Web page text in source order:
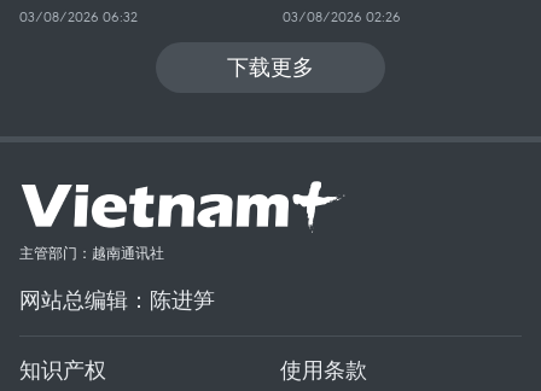
03/08/2026 06:32 03/08/2026 02:26
下载更多
主管部门：越南通讯社
网站总编辑：陈进笋
知识产权 使用条款